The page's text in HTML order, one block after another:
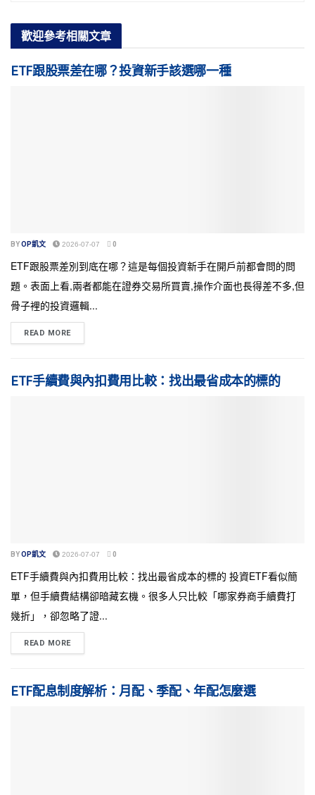
歡迎參考相關文章
ETF跟股票差在哪？投資新手該選哪一種
BYOP凱文 2026-07-07 0
ETF跟股票差別到底在哪？這是每個投資新手在開戶前都會問的問
題。表面上看,兩者都能在證券交易所買賣,操作介面也長得差不多,但
骨子裡的投資邏輯...
READ MORE
ETF手續費與內扣費用比較：找出最省成本的標的
BYOP凱文 2026-07-07 0
ETF手續費與內扣費用比較：找出最省成本的標的 投資ETF看似簡
單，但手續費結構卻暗藏玄機。很多人只比較「哪家券商手續費打
幾折」，卻忽略了證...
READ MORE
ETF配息制度解析：月配、季配、年配怎麼選